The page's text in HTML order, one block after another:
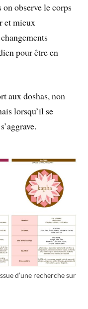
observe le corps
et mieux
pour être en
aux doshas, non
lorsqu’il se
d’une recherche sur